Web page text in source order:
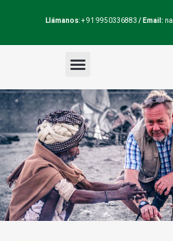
Llámanos: + 91 9950336883 / Email: